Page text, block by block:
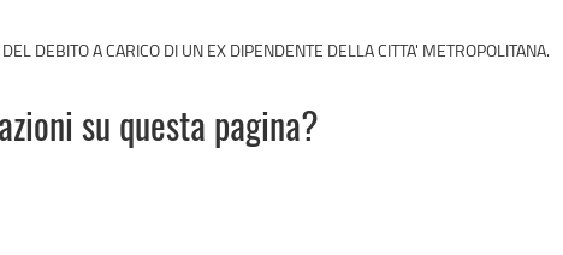
DEBITO A CARICO DI UN EX DIPENDENTE DELLA CITTA' METROPOLITANA.
su questa pagina?